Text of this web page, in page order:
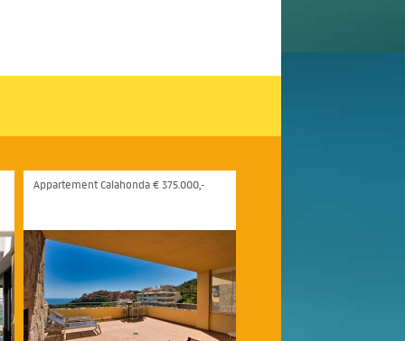
Appartement Calahonda € 375.000,-